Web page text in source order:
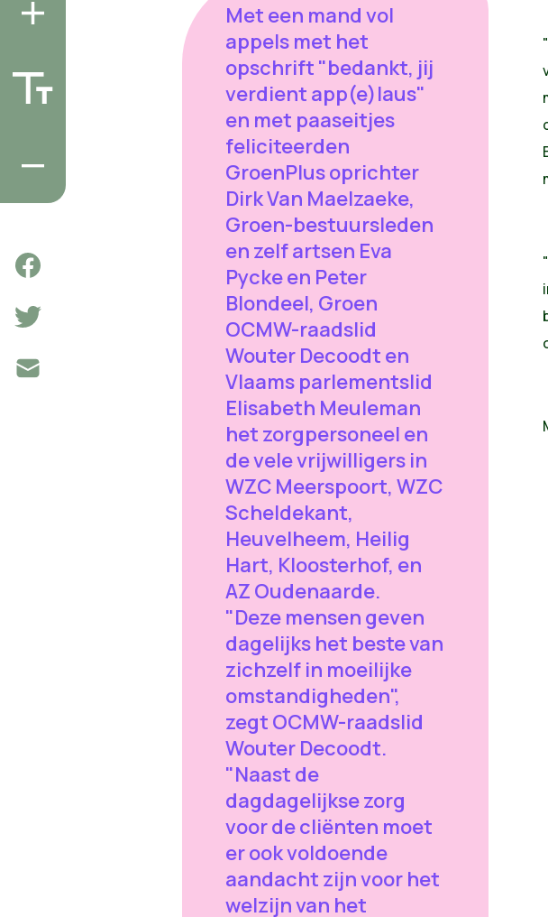
Met een mand vol
appels met het
opschrift "bedankt, jij
verdient app(e)laus"
en met paaseitjes
feliciteerden
GroenPlus oprichter
Dirk Van Maelzaeke,
Groen-bestuursleden
en zelf artsen Eva
Pycke en Peter
Blondeel, Groen
OCMW-raadslid
Wouter Decoodt en
Vlaams parlementslid
Elisabeth Meuleman
het zorgpersoneel en
de vele vrijwilligers in
WZC Meerspoort, WZC
Scheldekant,
Heuvelheem, Heilig
Hart, Kloosterhof, en
AZ Oudenaarde.
"Deze mensen geven
dagelijks het beste van
zichzelf in moeilijke
omstandigheden",
zegt OCMW-raadslid
Wouter Decoodt.
"Naast de
dagdagelijkse zorg
voor de cliënten moet
er ook voldoende
aandacht zijn voor het
welzijn van het